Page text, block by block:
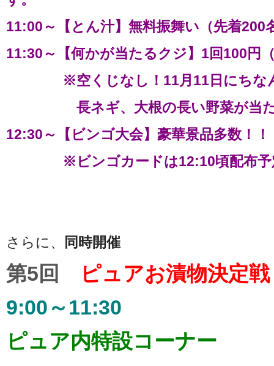
11:00～【とん汁】無料振舞い（先着200
11:30～【何かが当たるクジ】1回100円
※空くじなし！11月11日にちなん
長ネギ、大根の長い野菜が当た
12:30～【ビンゴ大会】豪華景品多数！！
※ビンゴカードは12:10頃配布予
さらに、 同時開催
第5回 ピュアお漬物決定戦
9:00～11:30
ピュア内特設コーナー